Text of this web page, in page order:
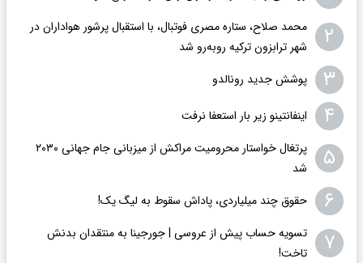
۲
محمد صلاح، ستاره مصری فوتبال، با استقبال پرشور هواداران در
شهر ترابزون ترکیه روبه‌رو شد
۳ پوشش جدید رونالدو
۴ اینفانتینو زیر بار استعفا نرفت
۵
پرتغال خواستار محرومیت مراکش از میزبانی جام جهانی ۲۰۳۰
شد
۶ حقوق چند میلیاردی، پاداش سقوط به لیگ یک!
۷
تسویه حساب پیش از عروسی | جورجینا به منتقدان بدنش
تاخت!